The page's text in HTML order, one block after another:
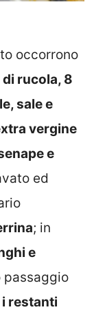
occorrono
rucola, 8
sale e
vergine
e
ed
; in
e
passaggio
restanti